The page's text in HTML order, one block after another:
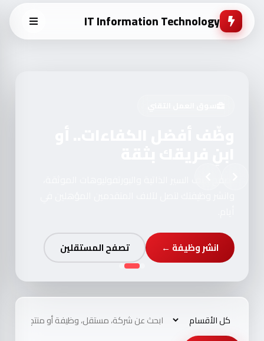
IT Information Technology
انشر وظيفة ← تصفح المستقلين